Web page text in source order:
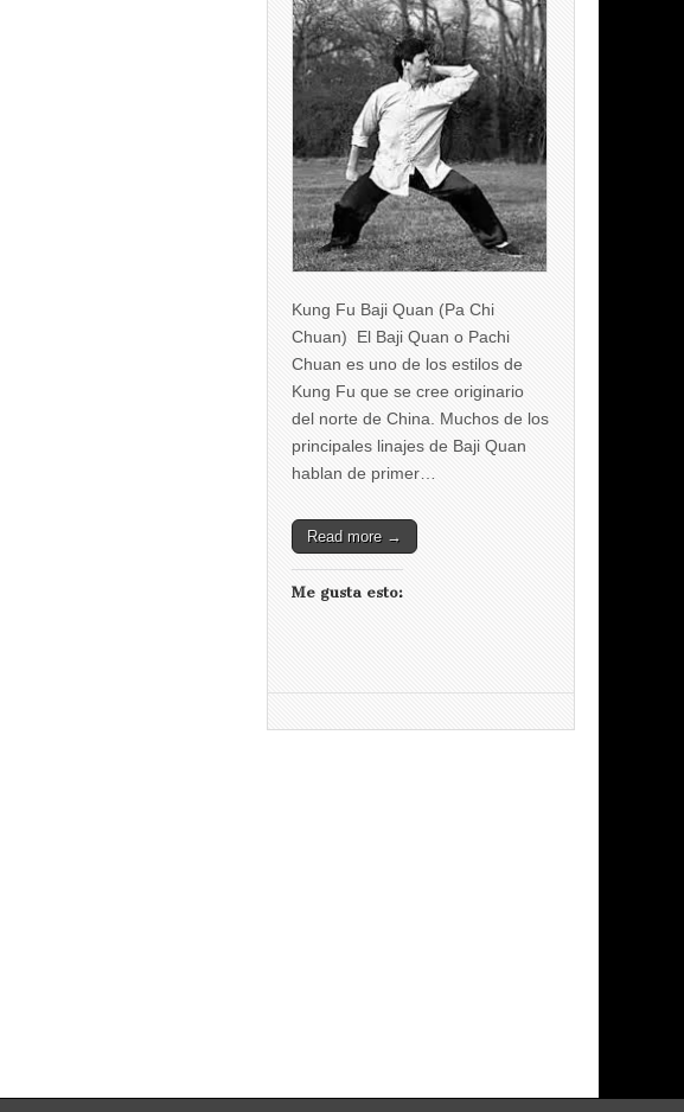
Kung Fu Baji Quan (Pa Chi
Chuan) El Baji Quan o Pachi
Chuan es uno de los estilos de
Kung Fu que se cree originario
del norte de China. Muchos de los
principales linajes de Baji Quan
hablan de primer…
Read more →
Me gusta esto: